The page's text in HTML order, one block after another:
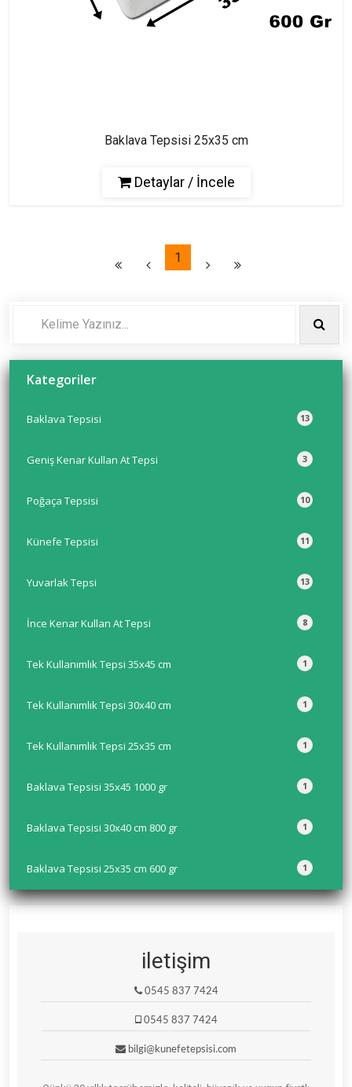
Baklava Tepsisi 25x35 cm
Detaylar / İncele
1
Kategoriler
13
Baklava Tepsisi
3
Geniş Kenar Kullan At Tepsi
10
Poğaça Tepsisi
11
Künefe Tepsisi
13
Yuvarlak Tepsi
8
İnce Kenar Kullan At Tepsi
1
Tek Kullanımlık Tepsi 35x45 cm
1
Tek Kullanımlık Tepsi 30x40 cm
1
Tek Kullanımlık Tepsi 25x35 cm
1
Baklava Tepsisi 35x45 1000 gr
1
Baklava Tepsisi 30x40 cm 800 gr
1
Baklava Tepsisi 25x35 cm 600 gr
iletişim
0545 837 7424
0545 837 7424
bilgi@kunefetepsisi.com